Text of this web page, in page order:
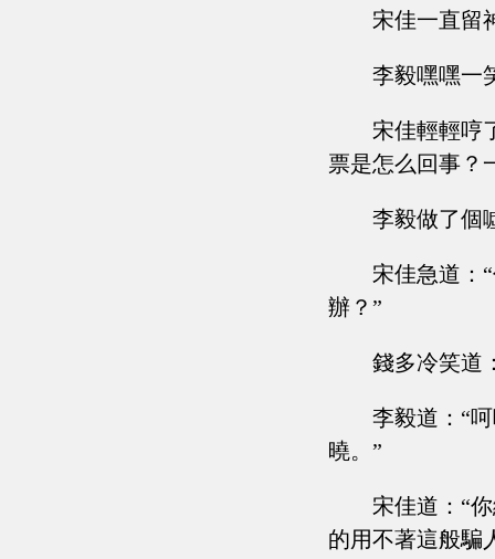
宋佳一直留
李毅嘿嘿一
宋佳輕輕哼
票是怎么回事？
李毅做了個
宋佳急道：
辦？”
錢多冷笑道
李毅道：“
曉。”
宋佳道：“
的用不著這般騙